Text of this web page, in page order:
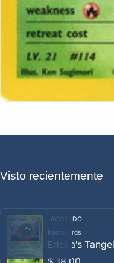
Visto recientemente
AGOTADO
Proveedor:
Kantocards
Ericka's
Precio habitual